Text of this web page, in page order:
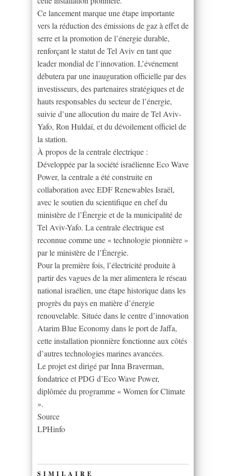
Ce lancement marque une étape importante
vers la réduction des émissions de gaz à effet de
serre et la promotion de l’énergie durable,
renforçant le statut de Tel Aviv en tant que
leader mondial de l’innovation. L’événement
débutera par une inauguration officielle par des
investisseurs, des partenaires stratégiques et de
hauts responsables du secteur de l’énergie,
suivie d’une allocution du maire de Tel Aviv-
Yafo, Ron Huldaï, et du dévoilement officiel de
la station.
À propos de la centrale électrique :
Développée par la société israélienne Eco Wave
Power, la centrale a été construite en
collaboration avec EDF Renewables Israël,
avec le soutien du scientifique en chef du
ministère de l’Énergie et de la municipalité de
Tel Aviv-Yafo. La centrale électrique est
reconnue comme une « technologie pionnière »
par le ministère de l’Énergie.
Pour la première fois, l’électricité produite à
partir des vagues de la mer alimentera le réseau
national israélien, une étape historique dans les
progrès du pays en matière d’énergie
renouvelable. Située dans le centre d’innovation
Atarim Blue Economy dans le port de Jaffa,
cette installation pionnière fonctionne aux côtés
d’autres technologies marines avancées.
Le projet est dirigé par Inna Braverman,
fondatrice et PDG d’Eco Wave Power,
diplômée du programme « Women for Climate
».
Source
LPHinfo
SIMILAIRE